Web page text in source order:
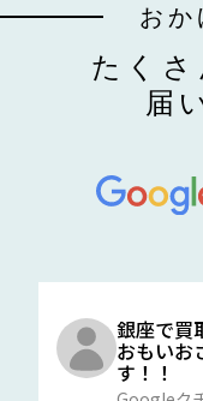
おか
たく
届
銀座で買
おもいお
す！！